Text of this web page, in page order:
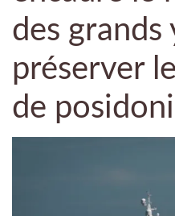
des grands
préserver
de